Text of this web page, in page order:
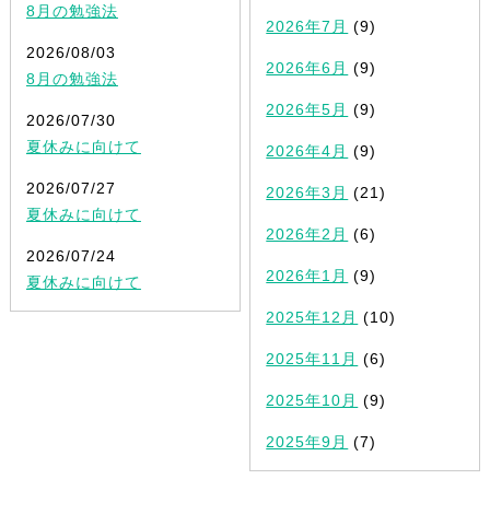
8月の勉強法
2026/08/03
8月の勉強法
2026/07/30
夏休みに向けて
2026/07/27
夏休みに向けて
2026/07/24
夏休みに向けて
2026年7月 (9)
2026年6月 (9)
2026年5月 (9)
2026年4月 (9)
2026年3月 (21)
2026年2月 (6)
2026年1月 (9)
2025年12月 (10)
2025年11月 (6)
2025年10月 (9)
2025年9月 (7)